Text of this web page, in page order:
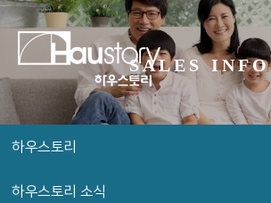
SALES INFO
하우스토리
하우스토리 소식